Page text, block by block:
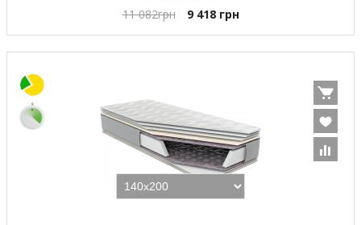
11 082грн 9 418 грн